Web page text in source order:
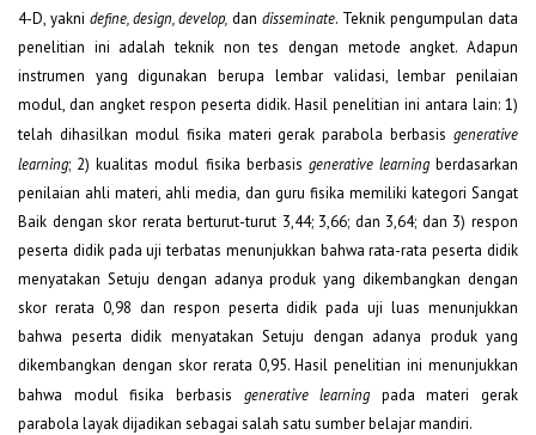
4-D, yaknidefine, design, develop, dan disseminate. Teknik pengumpulan data
penelitian ini adalah teknik non tes dengan metode angket. Adapun
instrumen yang digunakan berupa lembar validasi, lembar penilaian
modul, dan angket respon peserta didik. Hasil penelitian ini antara lain: 1)
telah dihasilkan modul fisika materi gerak parabola berbasis generative
learning; 2) kualitas modul fisika berbasis generative learningberdasarkan
penilaian ahli materi, ahli media, dan guru fisika memiliki kategori Sangat
Baik dengan skor rerata berturut-turut 3,44; 3,66; dan 3,64; dan 3) respon
peserta didik pada uji terbatas menunjukkan bahwa rata-rata peserta didik
menyatakan Setuju dengan adanya produk yang dikembangkan dengan
skor rerata 0,98 dan respon peserta didik pada uji luas menunjukkan
bahwa peserta didik menyatakan Setuju dengan adanya produk yang
dikembangkan dengan skor rerata 0,95. Hasil penelitian ini menunjukkan
bahwa modul fisika berbasis generative learning pada materi gerak
parabola layak dijadikan sebagai salah satu sumber belajar mandiri.